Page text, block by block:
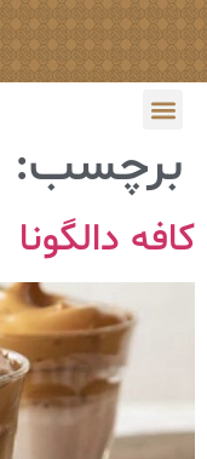
برچسب:
کافه دالگونا